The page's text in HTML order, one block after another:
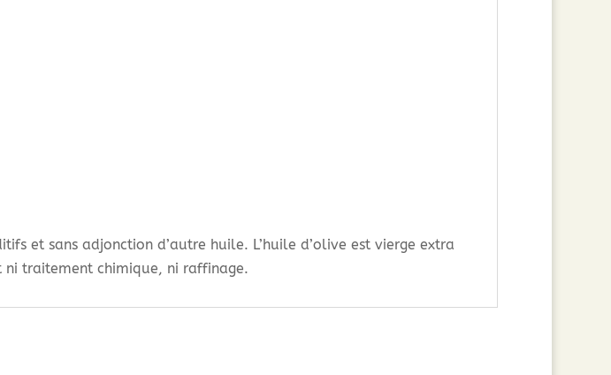
et sans adjonction d’autre huile. L’huile d’olive est vierge extra
ni traitement chimique, ni raffinage.